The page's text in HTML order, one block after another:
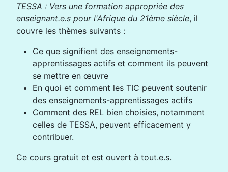
TESSA : Vers une formation appropriée des
enseignant.e.s pour l'Afrique du 21ème siècle, il
couvre les thèmes suivants :
Ce que signifient des enseignements-
apprentissages actifs et comment ils peuvent
se mettre en œuvre
En quoi et comment les TIC peuvent soutenir
des enseignements-apprentissages actifs
Comment des REL bien choisies, notamment
celles de TESSA, peuvent efficacement y
contribuer.
Ce cours gratuit et est ouvert à tout.e.s.